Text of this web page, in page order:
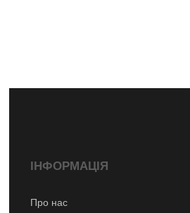
ІНФОРМАЦІЯ
Про нас